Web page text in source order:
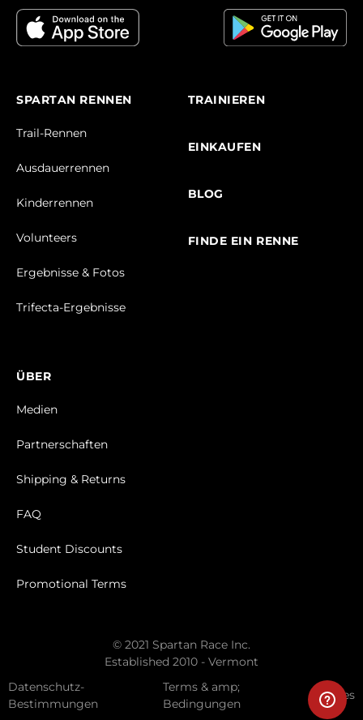
SPARTAN RENNEN
Trail-Rennen
Ausdauerrennen
Kinderrennen
Volunteers
Ergebnisse & Fotos
Trifecta-Ergebnisse
TRAINIEREN
EINKAUFEN
BLOG
FINDE EIN RENNE
ÜBER
Medien
Partnerschaften
Shipping & Returns
FAQ
Student Discounts
Promotional Terms
© 2021 Spartan Race Inc.
Established 2010 - Vermont
Datenschutz-
Bestimmungen
Terms & amp;
Bedingungen
Cookies